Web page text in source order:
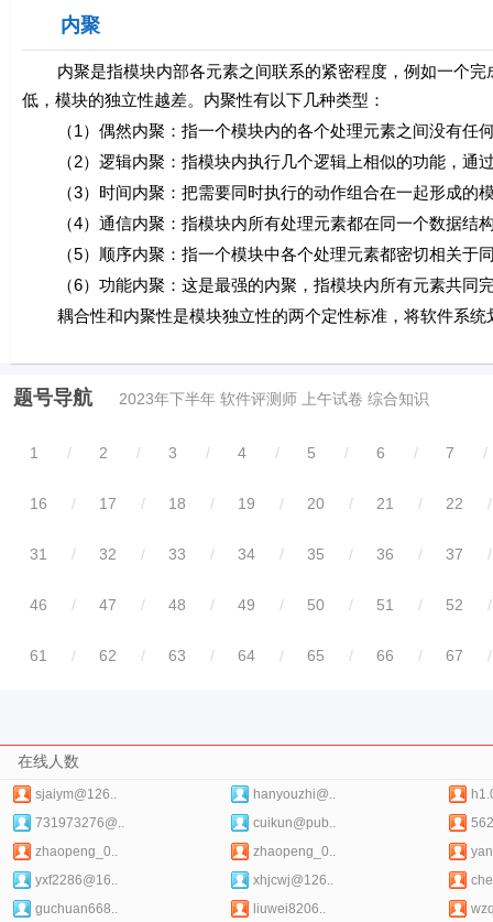
内聚
内聚是指模块内部各元素之间联系的紧密程度，例如一个完
低，模块的独立性越差。内聚性有以下几种类型：
（1）偶然内聚：指一个模块内的各个处理元素之间没有任
（2）逻辑内聚：指模块内执行几个逻辑上相似的功能，通
（3）时间内聚：把需要同时执行的动作组合在一起形成的
（4）通信内聚：指模块内所有处理元素都在同一个数据结
（5）顺序内聚：指一个模块中各个处理元素都密切相关于
（6）功能内聚：这是最强的内聚，指模块内所有元素共同
耦合性和内聚性是模块独立性的两个定性标准，将软件系统
题号导航 2023年下半年 软件评测师 上午试卷 综合知识
1 / 2 / 3 / 4 / 5 / 6 / 7 /
16 / 17 / 18 / 19 / 20 / 21 / 22 /
31 / 32 / 33 / 34 / 35 / 36 / 37 /
46 / 47 / 48 / 49 / 50 / 51 / 52 /
61 / 62 / 63 / 64 / 65 / 66 / 67 /
在线人数
sjaiym@126.. hanyouzhi@..
731973276@..
cuikun@pub..
zhaopeng_0..
zhaopeng_0..
yxf2286@16..
xhjcwj@126..
guchuan668..
liuwei8206..